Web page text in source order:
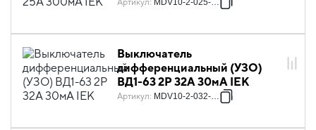
Артикул: MDV10-2-025-300
Выключатель
дифференциальный (УЗО)
ВД1-63 2Р 32А 30мА IEK
Артикул: MDV10-2-032-030